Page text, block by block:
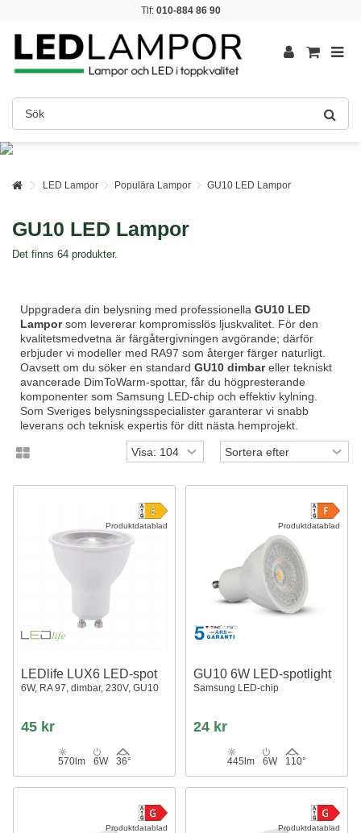
Tlf: 010-884 86 90
LED Lampor Populära Lampor GU10 LED Lampor
GU10 LED Lampor
Det finns 64 produkter.
Uppgradera din belysning med professionella GU10 LED
Lamporsom levererar kompromisslös ljuskvalitet. För den
kvalitetsmedvetna är färgåtergivningen avgörande; därför
erbjuder vi modeller med RA97 som återger färger naturligt.
Oavsett om du söker en standard GU10 dimbareller tekniskt
avancerade DimToWarm-spottar, får du högpresterande
komponenter som Samsung LED-chip och effektiv kylning.
Som Sveriges belysningsspecialister garanterar vi snabb
leverans och teknisk expertis för ditt nästa hemprojekt.
Produktdatablad
LEDlife LUX6 LED-spot
6W, RA 97, dimbar, 230V, GU10
45 kr
570lm 6W 36°
Produktdatablad
GU10 6W LED-spotlight
Samsung LED-chip
24 kr
445lm 6W 110°
Produktdatablad Produktdatablad